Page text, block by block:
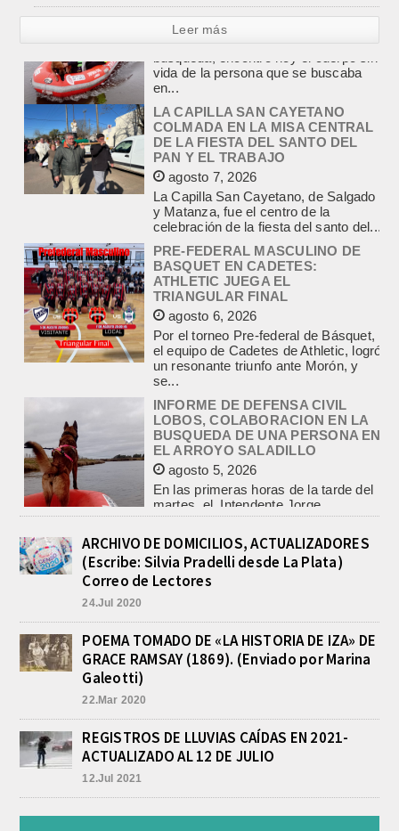
Leer más
LA CAPILLA SAN CAYETANO
COLMADA EN LA MISA CENTRAL
DE LA FIESTA DEL SANTO DEL
PAN Y EL TRABAJO
agosto 7, 2026
La Capilla San Cayetano, de Salgado
y Matanza, fue el centro de la
celebración de la fiesta del santo del...
PRE-FEDERAL MASCULINO DE
BASQUET EN CADETES:
ATHLETIC JUEGA EL
TRIANGULAR FINAL
agosto 6, 2026
Por el torneo Pre-federal de Básquet,
el equipo de Cadetes de Athletic, logró
un resonante triunfo ante Morón, y
se...
INFORME DE DEFENSA CIVIL
LOBOS, COLABORACION EN LA
BUSQUEDA DE UNA PERSONA EN
EL ARROYO SALADILLO
agosto 5, 2026
En las primeras horas de la tarde del
martes, el Intendente Jorge
Etcheverry recibió, por parte de su
par de...
INCENDIO EN LA VIVIENDA DE UN
VETERANO DE MALVINAS DE
LOBOS
agosto 7, 2026
Esta tarde fueron requeridos los
incendio declarado en la vivienda de
calle Manuel Caminos 1.200,
propiedad...
agosto 7, 2026
Un helicóptero que participaba de la
búsqueda, encontró hoy el cuerpo sin
LA CAPILLA SAN CAYETANO
ARCHIVO DE DOMICILIOS, ACTUALIZADORES
(Escribe: Silvia Pradelli desde La Plata)
Correo de Lectores
24.Jul 2020
POEMA TOMADO DE «LA HISTORIA DE IZA» DE
GRACE RAMSAY (1869). (Enviado por Marina
Galeotti)
22.Mar 2020
REGISTROS DE LLUVIAS CAÍDAS EN 2021-
ACTUALIZADO AL 12 DE JULIO
12.Jul 2021